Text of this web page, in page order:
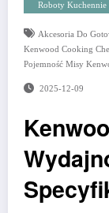
Roboty Kuchennie
Akcesoria Do
Kenwood Cooking
Pojemność Misy
2025-12-09